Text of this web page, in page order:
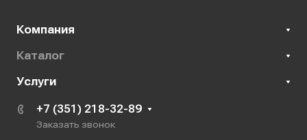
Компания
Каталог
Услуги
+7 (351) 218-32-89
Заказать звонок